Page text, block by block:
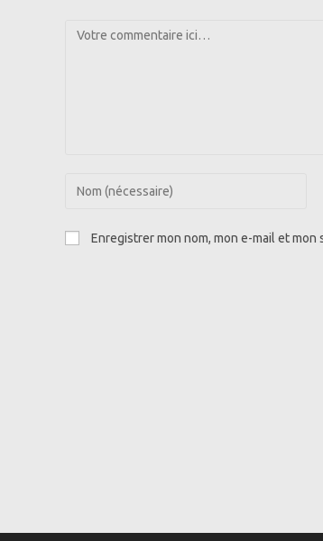
Comment
name
Enregistrer mon nom, mon e-mail et